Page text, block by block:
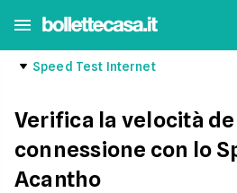
Speed Test Internet
Verifica la velocità
connessione con lo
Acantho